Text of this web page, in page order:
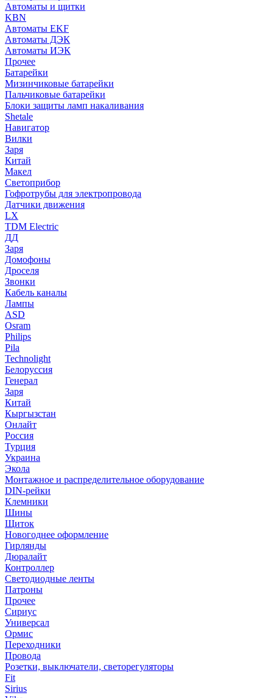
Автоматы и щитки
KBN
Автоматы EKF
Автоматы ДЭК
Автоматы ИЭК
Прочее
Батарейки
Мизинчиковые батарейки
Пальчиковые батарейки
Блоки защиты ламп накаливания
Shetale
Навигатор
Вилки
Заря
Китай
Макел
Светоприбор
Гофротрубы для электропровода
Датчики движения
LX
TDM Electric
ДД
Заря
Домофоны
Дроселя
Звонки
Кабель каналы
Лампы
ASD
Osram
Philips
Pila
Technolight
Белоруссия
Генерал
Заря
Китай
Кыргызстан
Онлайт
Россия
Турция
Украина
Экола
Монтажное и распределительное оборудование
DIN-рейки
Клемники
Шины
Щиток
Новогоднее оформление
Гирлянды
Дюралайт
Контроллер
Светодиодные ленты
Патроны
Прочее
Сириус
Универсал
Ормис
Переходники
Провода
Розетки, выключатели, светорегуляторы
Fit
Sirius